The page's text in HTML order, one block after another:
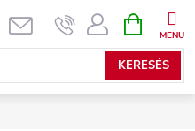
KERESÉS
KOSÁR